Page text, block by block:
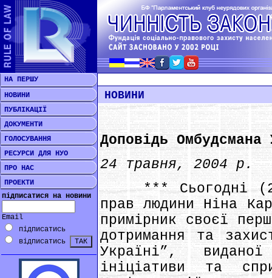
НА ПЕРШУ
НОВИНИ
ПУБЛІКАЦІЇ
ДОКУМЕНТИ
ГОЛОСУВАННЯ
РЕСУРСИ ДЛЯ НУО
ПРО НАС
ПРОЕКТИ
підписатися на новини
Email
підписатись
відписатись
НОВИНИ
Доповідь
24 травня, 2004 р.
*** Сьогодні (21
прав людини Ніна
примірник своєї
дотримання та
Україні”,
ініціативи та